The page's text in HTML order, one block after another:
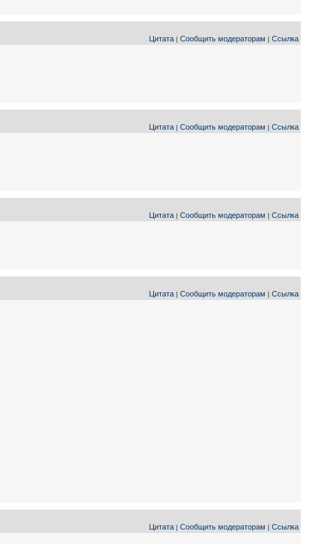
Цитата | Сообщить модераторам | Ссылка
Цитата | Сообщить модераторам | Ссылка
Цитата | Сообщить модераторам | Ссылка
Цитата | Сообщить модераторам | Ссылка
Цитата | Сообщить модераторам | Ссылка